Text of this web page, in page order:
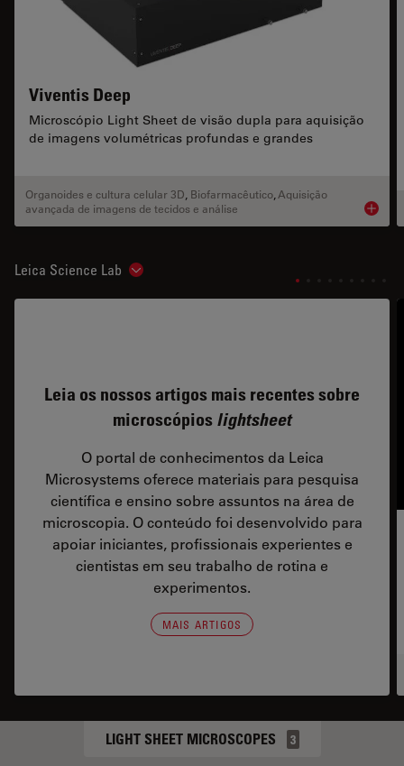
Viventis Deep
Microscópio Light Sheet de visão dupla para aquisição
de imagens volumétricas profundas e grandes
Organoides e cultura celular 3D Biofarmacêutico Aquisição
avançada de imagens de tecidos e análise
Leica Science Lab Show subnavigation
Leia os nossos artigos mais recentes sobre
microscópios lightsheet
O portal de conhecimentos da Leica
Microsystems oferece materiais para pesquisa
científica e ensino sobre assuntos na área de
microscopia. O conteúdo foi desenvolvido para
apoiar iniciantes, profissionais experientes e
cientistas em seu trabalho de rotina e
experimentos.
MAIS ARTIGOS
LIGHT SHEET MICROSCOPES 3